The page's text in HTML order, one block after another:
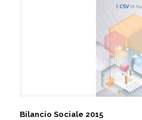
Bilancio Sociale 2015